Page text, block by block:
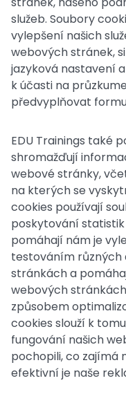
služeb. Soubory
vylepšení našich
webových stránek,
jazyková nastavení
k účasti na
předvyplňovat
EDU Trainings také
shromažďují
webové stránky,
na kterých se
cookies používají
poskytování
pomáhají nám je
testováním různých
stránkách a
webových
způsobem
cookies slouží k
fungování našich
pochopili, co zajímá
efektivní je naše